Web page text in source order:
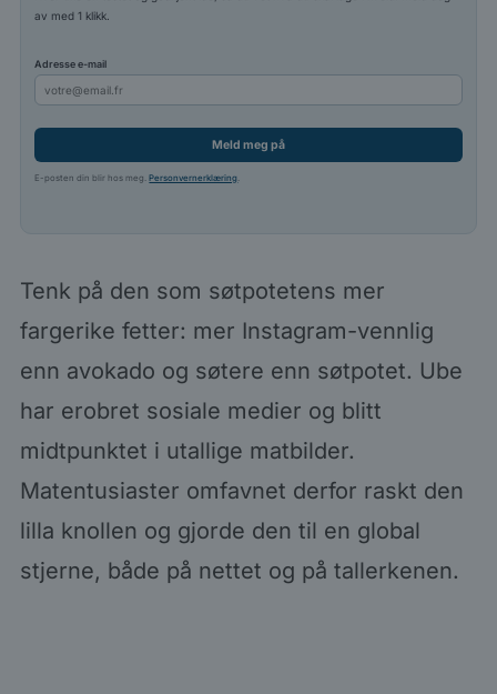
av med 1 klikk.
Adresse e-mail
Meld meg på
E-posten din blir hos meg.Personvernerklæring.
Tenk på den som søtpotetens mer
fargerike fetter: mer Instagram-vennlig
enn avokado og søtere enn søtpotet. Ube
har erobret sosiale medier og blitt
midtpunktet i utallige matbilder.
Matentusiaster omfavnet derfor raskt den
lilla knollen og gjorde den til en global
stjerne, både på nettet og på tallerkenen.